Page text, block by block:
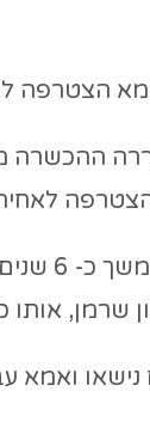
הצטרפה
השתחררה
אמא
שרמן,